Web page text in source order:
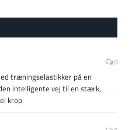
0
træningselastikker på en
intelligente vej til en stærk,
krop